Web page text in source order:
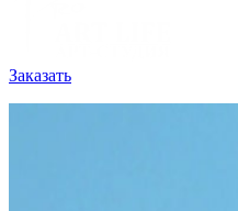
Заказать